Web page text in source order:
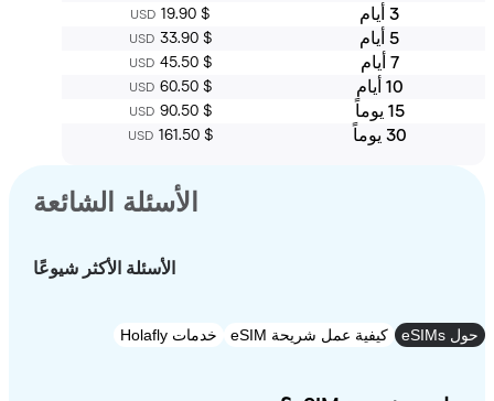
USD
USD
USD
USD
USD
USD
الأسئلة الشائعة
الأسئلة الأكثر شيوعًا
كيفية عمل شريحة eSIM خدمات Holafly